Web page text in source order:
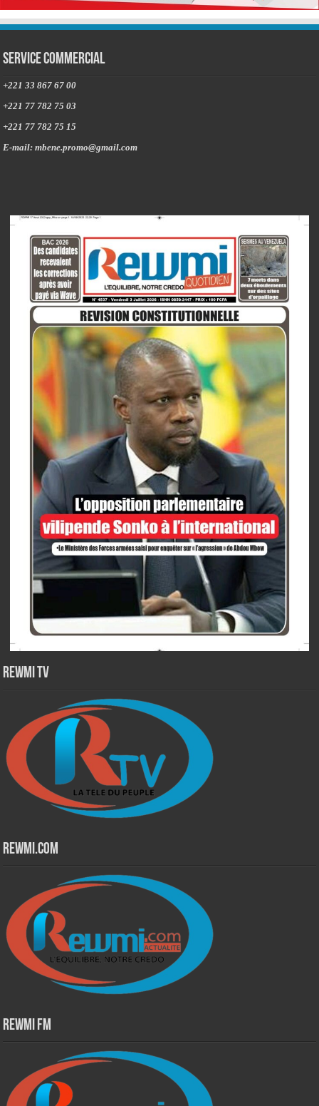
Service commercial
+221 33 867 67 00
+221 77 782 75 03
+221 77 782 75 15
E-mail: mbene.promo@gmail.com
Rewmi TV
Rewmi.Com
Rewmi Fm